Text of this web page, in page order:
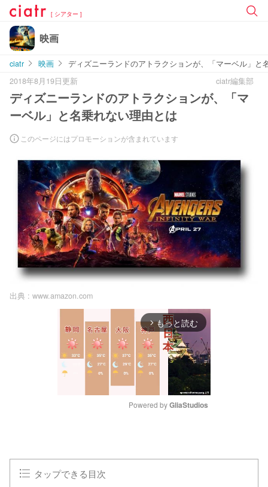
[ シアター ]
映画
ciatr 映画
ディズニーランドのアトラクションが、「マーベル」と
2018年8月19日更新
ciatr編集部
ディズニーランドのアトラクションが、「マ
ーベル」と名乗れない理由とは
このページにはプロモーションが含まれています
出典 : www.amazon.com
arrow_forward_ios もっと読む
Powered by GliaStudios
タップできる目次